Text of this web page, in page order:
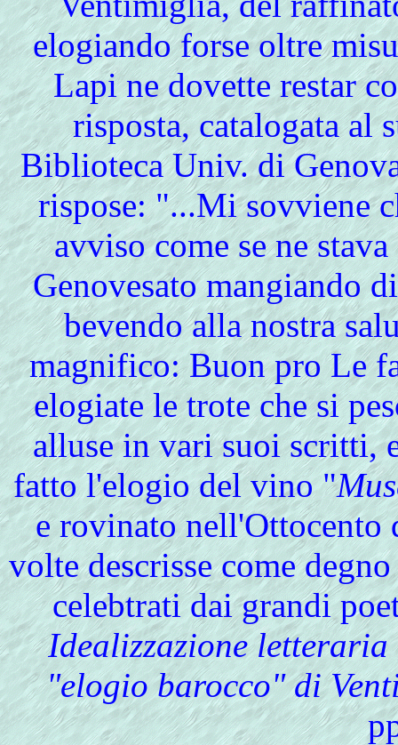
elogiando forse oltre
Lapi ne dovette restar
risposta, catalogata al
Biblioteca Univ. di
rispose: "...Mi sovviene
avviso come se ne
Genovesato mangiando
bevendo alla nostra
magnifico: Buon pro Le
elogiate le trote che si
alluse in vari suoi scritti,
fatto l'elogio del vino "
e rovinato nell'Ottocento
volte descrisse come
celebtrati dai grandi
Idealizzazione
"elogio barocco" di